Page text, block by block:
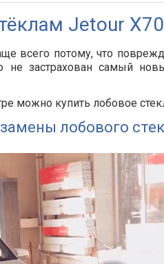
Jetour
всего потому, что
не застрахован самый
можно купить лобовое
лобового